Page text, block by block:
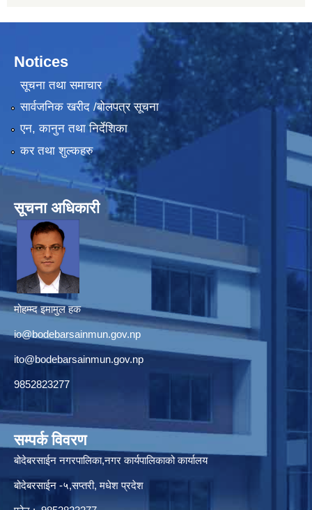
Notices
सूचना तथा समाचार
सार्वजनिक खरीद /बोलपत्र सूचना
एन, कानुन तथा निर्देशिका
कर तथा शुल्कहरु
सूचना अधिकारी
मोहम्म्द इमामुल हक
io@bodebarsainmun.gov.np
ito@bodebarsainmun.gov.np
9852823277
सम्पर्क विवरण
बोदेबरसाईन नगरपालिका,नगर कार्यपालिकाको कार्यालय
बोदेबरसाईन -५,सप्तरी, मधेश प्रदेश